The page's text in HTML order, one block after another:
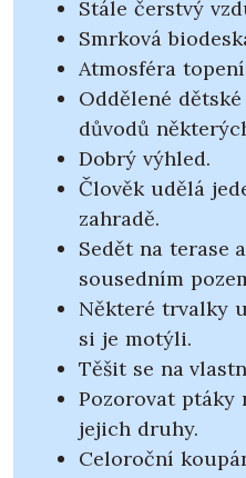
Stále čerstvý
Smrková
Atmosféra
Oddělené
důvodů
Dobrý výhled.
Člověk udělá
zahradě.
Sedět na terase
sousedním
Některé trvalky
si je motýli.
Těšit se na
Pozorovat ptáky
jejich druhy.
Celoroční